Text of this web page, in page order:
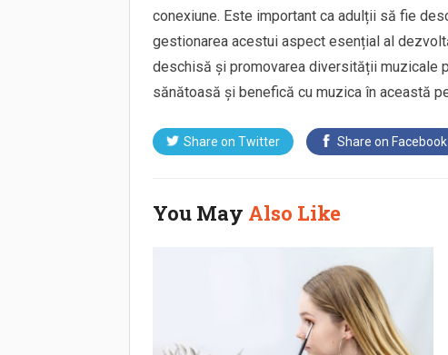
conexiune. Este important ca adulții să fie
gestionarea acestui aspect esențial al
deschisă și promovarea diversității muzicale
sănătoasă și benefică cu muzica în această
Share on Twitter Share on Facebook
You May Also Like